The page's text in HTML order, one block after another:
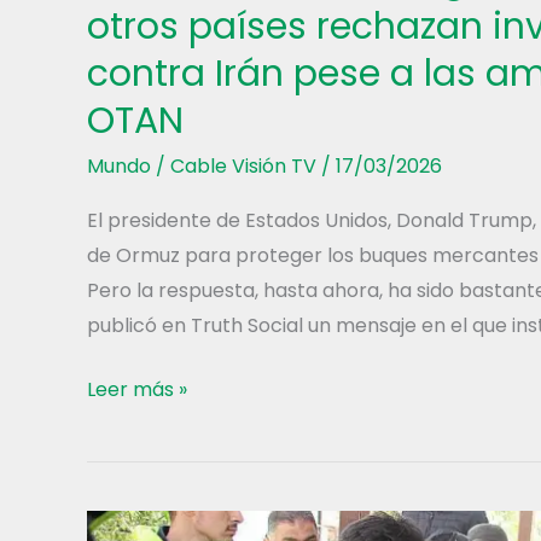
otros países rechazan
contra Irán pese a las
OTAN
Mundo / Cable Visión TV / 17/03/2026
El presidente de Estados Unidos, Donald
de Ormuz para proteger los buques
Pero la respuesta, hasta ahora, ha sido
publicó en Truth Social un mensaje en el que
«Esta
guerra»:
Leer más »